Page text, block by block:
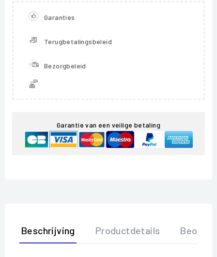
Garanties
Terugbetalingsbeleid
Bezorgbeleid
Garantie van een veilige betaling
Beschrijving Productdetails